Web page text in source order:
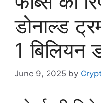
डोनाल्ड
1 बिलियन
June 9, 2025 by